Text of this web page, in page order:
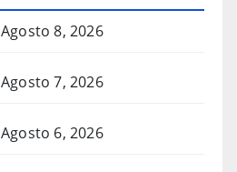
Agosto 8, 2026
Agosto 7, 2026
Agosto 6, 2026